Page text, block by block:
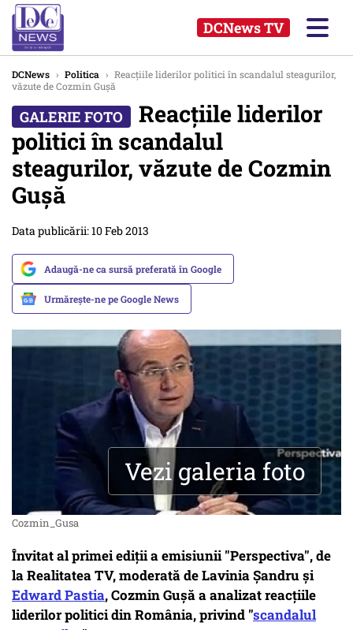
DCNews TV
DCNews › Politica › Reacțiile liderilor politici în scandalul steagurilor,
văzute de Cozmin Gușă
Reacțiile liderilor
politici în scandalul
steagurilor, văzute de Cozmin
Gușă
Data publicării: 10 Feb 2013
Adaugă-ne ca sursă preferată în Google
Urmărește-ne pe Google News
Vezi galeria foto
Cozmin_Gusa
Învitat al primei ediții a emisiunii "Perspectiva", de
la Realitatea TV, moderată de Lavinia Șandru și
Edward Pastia, Cozmin Gușă a analizat reacțiile
liderilor politici din România, privind "scandalul